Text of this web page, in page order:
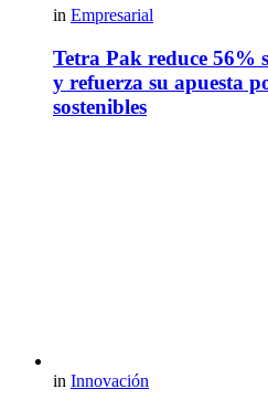
in Empresarial
Tetra Pak reduce 56%
y refuerza su apuesta
sostenibles
in Innovación